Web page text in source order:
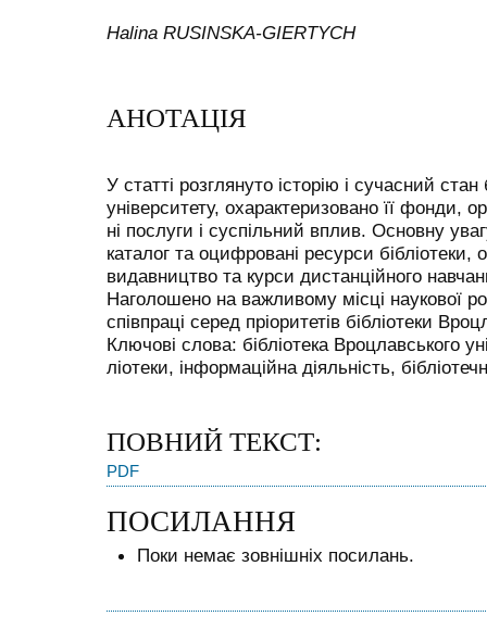
Halina RUSINSKA-GIERTYCH
АНОТАЦІЯ
У статті розглянуто історію і сучасний
університету, охарактеризовано її фонди,
ні послуги і суспільний вплив. Основну
каталог та оцифровані ресурси бібліотеки,
видавництво та курси дистанційного
Наголошено на важливому місці наукової
співпраці серед пріоритетів бібліотеки
Ключові слова: бібліотека Вроцлавського
ліотеки, інформаційна діяльність,
ПОВНИЙ ТЕКСТ:
PDF
ПОСИЛАННЯ
Поки немає зовнішніх посилань.